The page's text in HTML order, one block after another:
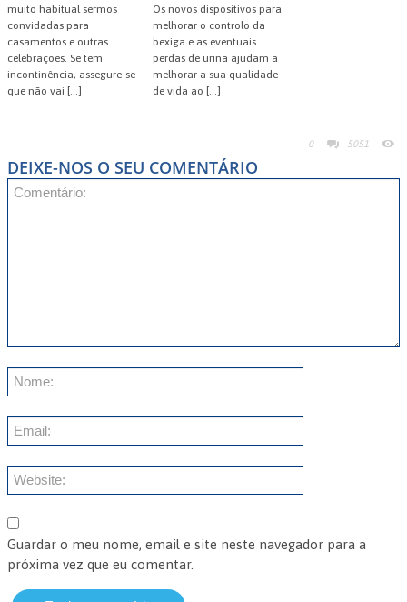
0 5051
muito habitual sermos
convidadas para
casamentos e outras
celebrações. Se tem
incontinência, assegure-se
que não vai […]
Os novos dispositivos para
melhorar o controlo da
bexiga e as eventuais
perdas de urina ajudam a
melhorar a sua qualidade
de vida ao […]
DEIXE-NOS O SEU COMENTÁRIO
Guardar o meu nome, email e site neste navegador para a
próxima vez que eu comentar.